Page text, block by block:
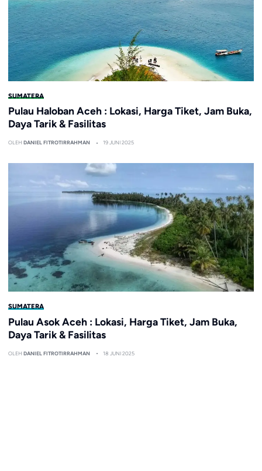
SUMATERA
Pulau Haloban Aceh : Lokasi, Harga Tiket, Jam Buka,
Daya Tarik & Fasilitas
OLEH DANIEL FITROTIRRAHMAN 19 JUNI 2025
SUMATERA
Pulau Asok Aceh : Lokasi, Harga Tiket, Jam Buka,
Daya Tarik & Fasilitas
OLEH DANIEL FITROTIRRAHMAN 18 JUNI 2025